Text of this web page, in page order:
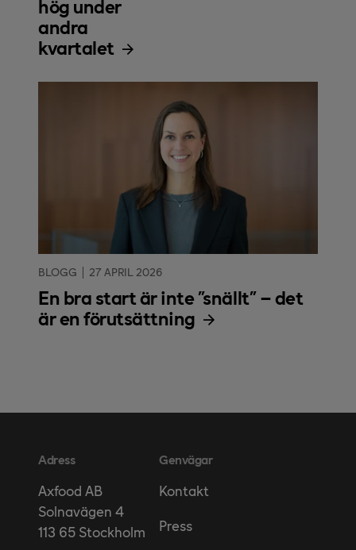
hög under
andra
kvartalet
BLOGG 27 APRIL 2026
En bra start är inte ”snällt” – det
är en förutsättning
Adress
Axfood AB
Solnavägen 4
113 65 Stockholm
Genvägar
Kontakt
Press